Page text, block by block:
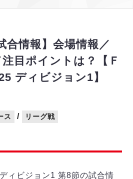
手
ト
ト成功率
２リーグ
合情報】会場情報／
目ポイントは？【Ｆ
ディビジョン1】
ス / リーグ戦
ィビジョン1 第8節の試合情